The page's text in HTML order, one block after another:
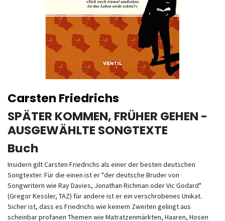
Carsten Friedrichs
SPÄTER KOMMEN, FRÜHER GEHEN -
AUSGEWÄHLTE SONGTEXTE
Buch
Insidern gilt Carsten Friedrichs als einer der besten deutschen
Songtexter. Für die einen ist er "der deutsche Bruder von
Songwritern wie Ray Davies, Jonathan Richman oder Vic Godard"
(Gregor Kessler, TAZ) für andere ist er ein verschrobenes Unikat.
Sicher ist, dass es Friedrichs wie keinem Zweiten gelingt aus
scheinbar profanen Themen wie Matratzenmärkten, Haaren, Hosen